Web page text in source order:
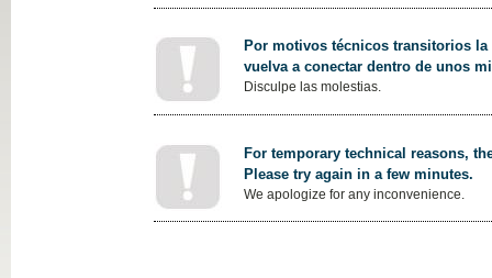
Por motivos técnicos transitorios
vuelva a conectar dentro de unos
Disculpe las molestias.
For temporary technical reasons,
Please try again in a few minutes.
We apologize for any inconvenience.